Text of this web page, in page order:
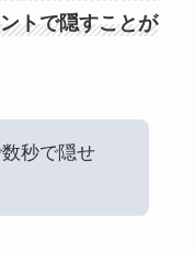
トで隠すことが
秒で隠せ